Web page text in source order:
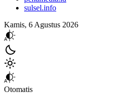
sulsel.info
Kamis, 6 Agustus 2026
Otomatis